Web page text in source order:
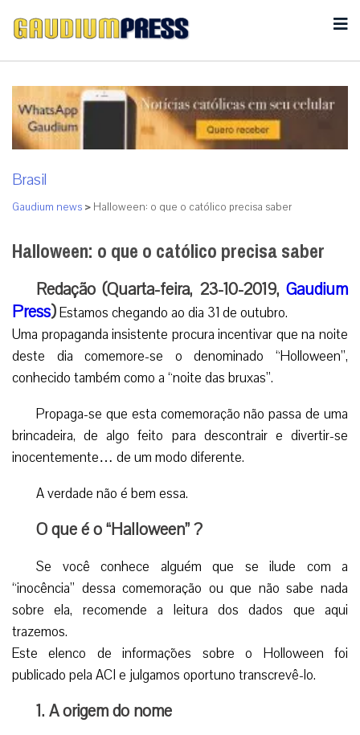
Brasil
Gaudium news > Halloween: o que o católico precisa saber
Halloween: o que o católico precisa saber
Redação (Quarta-feira, 23-10-2019, Gaudium
Press)Estamos chegando ao dia 31 de outubro.
Uma propaganda insistente procura incentivar que na noite
deste dia comemore-se o denominado “Holloween”,
conhecido também como a “noite das bruxas”.
Propaga-se que esta comemoração não passa de uma
brincadeira, de algo feito para descontrair e divertir-se
inocentemente… de um modo diferente.
A verdade não é bem essa.